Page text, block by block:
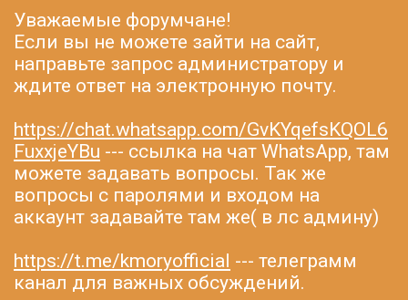
Уважаемые форумчане!
Если вы не можете зайти на сайт,
направьте запрос администратору и
ждите ответ на электронную почту.
https://chat.whatsapp.com/GvKYqefsKQOL6
FuxxjeYBu --- ссылка на чат WhatsApp, там
можете задавать вопросы. Так же
вопросы с паролями и входом на
аккаунт задавайте там же( в лс админу)
https://t.me/kmoryofficial --- телеграмм
канал для важных обсуждений.